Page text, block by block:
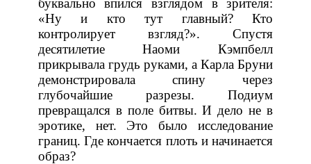
буквально впился взглядом в зрителя:
«Ну и кто тут главный? Кто
контролирует взгляд?». Спустя
десятилетие Наоми Кэмпбелл
прикрывала грудь руками, а Карла Бруни
демонстрировала спину через
глубочайшие разрезы. Подиум
превращался в поле битвы. И дело не в
эротике, нет. Это было исследование
границ. Где кончается плоть и начинается
образ?